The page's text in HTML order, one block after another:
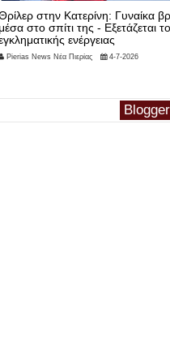
Συνελήφθη χθες (20 Ιουνίου
απόγευμα στην Κατερίνη,
Pierias News Νέα Πιερίας 22-6-2026
Blogger